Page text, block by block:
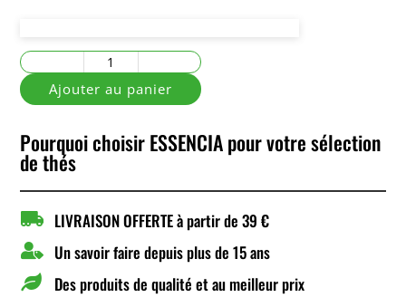
quantité
Jardin
Sens
Ajouter au panier
Pourquoi choisir ESSENCIA pour votre sélection
de thés
 LIVRAISON OFFERTE à partir de 39 €
 Un savoir faire depuis plus de 15 ans
 Des produits de qualité et au meilleur prix